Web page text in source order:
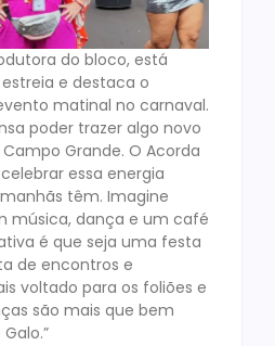
do bloco, está
e destaca o
matinal no carnaval.
poder trazer algo novo
Grande. O Acorda
essa energia
têm. Imagine
música, dança e um café
é que seja uma festa
de encontros e
voltado para os foliões e
são mais que bem